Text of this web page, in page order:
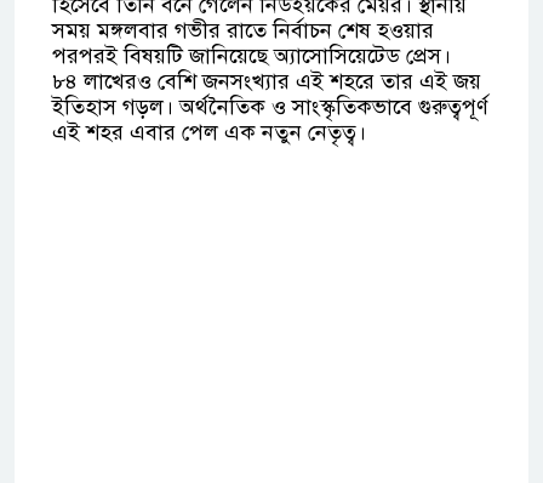
সময় মঙ্গলবার গভীর রাতে নির্বাচন শেষ হওয়ার
পরপরই বিষয়টি জানিয়েছে অ্যাসোসিয়েটেড প্রেস।
৮৪ লাখেরও বেশি জনসংখ্যার এই শহরে তার এই জয়
ইতিহাস গড়ল। অর্থনৈতিক ও সাংস্কৃতিকভাবে গুরুত্বপূর্ণ
এই শহর এবার পেল এক নতুন নেতৃত্ব।